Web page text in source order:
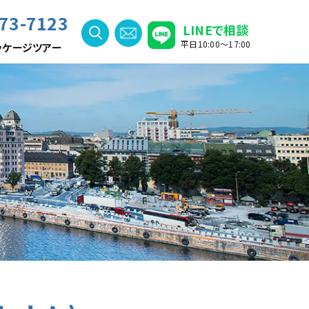
ージツアー
7123 LINEで相談
平日10:00〜17:00